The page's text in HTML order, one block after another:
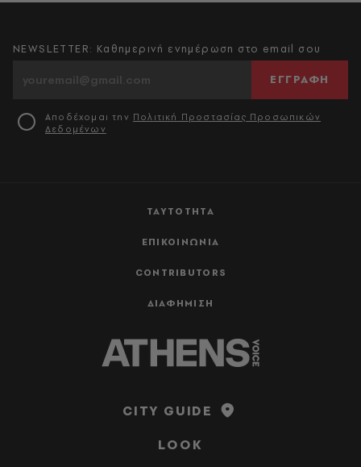
ΤΑΥΤΟΤΗΤΑ
ΕΠΙΚΟΙΝΩΝΙΑ
CONTRIBUTORS
ΔΙΑΦΗΜΙΣΗ
NEWSLETTER: Καθημερινή ενημέρωση στο email σου
ΕΓΓΡΑΦΗ
Αποδέχομαι την Πολιτική Προστασίας Προσωπικών
Δεδομένων
CITY GUIDE
LOOK